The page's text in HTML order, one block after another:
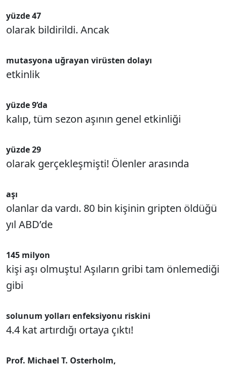
yüzde 47
olarak bildirildi. Ancak
mutasyona uğrayan virüsten dolayı
etkinlik
yüzde 9’da
kalıp, tüm sezon aşının genel etkinliği
yüzde 29
olarak gerçekleşmişti! Ölenler arasında
aşı
olanlar da vardı. 80 bin kişinin gripten öldüğü
yıl ABD’de
145 milyon
kişi aşı olmuştu! Aşıların gribi tam önlemediği
gibi
solunum yolları enfeksiyonu riskini
4.4 kat artırdığı ortaya çıktı!
Prof. Michael T. Osterholm,